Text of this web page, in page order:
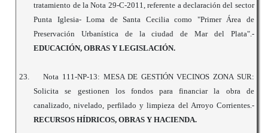
tratamiento de la Nota 29-C-2011, referente a declaración del sector
Punta Iglesia- Loma de Santa Cecilia como "Primer Área de
Preservación Urbanística de la ciudad de Mar del Plata".-
EDUCACIÓN, OBRAS Y LEGISLACIÓN.
23.
Nota 111-NP-13: MESA DE GESTIÓN VECINOS ZONA SUR:
Solicita se gestionen los fondos para financiar la obra de
canalizado, nivelado, perfilado y limpieza del Arroyo Corrientes.-
RECURSOS HÍDRICOS, OBRAS Y HACIENDA.